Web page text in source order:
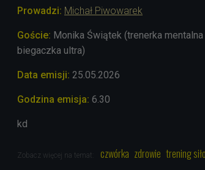
Prowadzi: Michał Piwowarek
Goście: Monika Świątek (trenerka
biegaczka ultra)
Data emisji: 25.05.2026
Godzina emisja: 6.30
kd
Zobacz więcej na temat: czwórka zdrowie trening